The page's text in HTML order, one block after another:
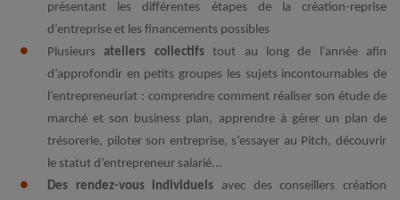
présentant les différentes étapes de la création-reprise
d’entreprise et les financements possibles
Plusieursateliers collectifstout au long de l’année afin
d’approfondir en petits groupes les sujets incontournables de
l’entrepreneuriat : comprendre comment réaliser son étude de
marché et son business plan, apprendre à gérer un plan de
trésorerie, piloter son entreprise, s’essayer au Pitch, découvrir
le statut d’entrepreneur salarié...
Des rendez-vous individuels avec des conseillers création